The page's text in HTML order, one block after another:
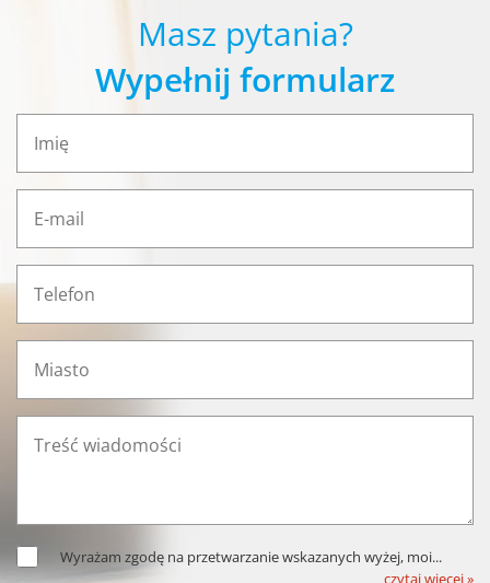
Masz pytania?
Wypełnij formularz
Wyrażam zgodę na przetwarzanie wskazanych wyżej, moi...
czytaj więcej »